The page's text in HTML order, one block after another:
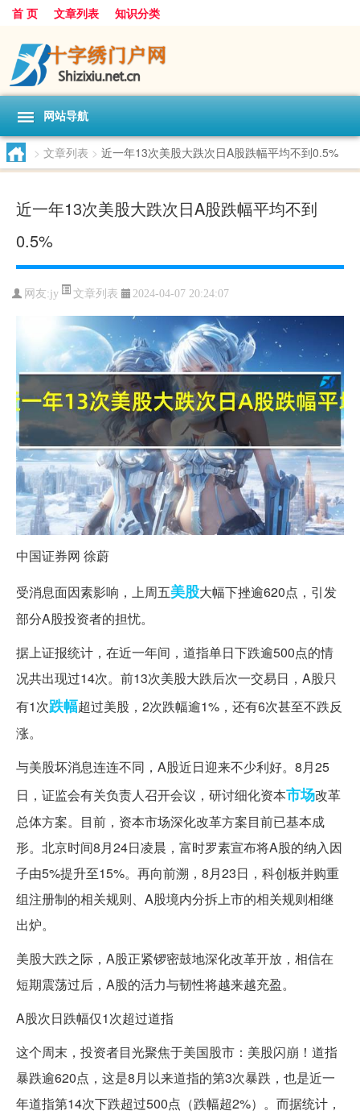
首 页 文章列表 知识分类
网站导航
> 文章列表 > 近一年13次美股大跌次日A股跌幅平均不到0.5%
近一年13次美股大跌次日A股跌幅平均不到
0.5%
网友:jy 文章列表 2024-04-07 20:24:07
中国证券网 徐蔚
受消息面因素影响，上周五美股大幅下挫逾620点，引发
部分A股投资者的担忧。
据上证报统计，在近一年间，道指单日下跌逾500点的情
况共出现过14次。前13次美股大跌后次一交易日，A股只
有1次跌幅超过美股，2次跌幅逾1%，还有6次甚至不跌反
涨。
与美股坏消息连连不同，A股近日迎来不少利好。8月25
日，证监会有关负责人召开会议，研讨细化资本市场改革
总体方案。目前，资本市场深化改革方案目前已基本成
形。北京时间8月24日凌晨，富时罗素宣布将A股的纳入因
子由5%提升至15%。再向前溯，8月23日，科创板并购重
组注册制的相关规则、A股境内分拆上市的相关规则相继
出炉。
美股大跌之际，A股正紧锣密鼓地深化改革开放，相信在
短期震荡过后，A股的活力与韧性将越来越充盈。
A股次日跌幅仅1次超过道指
这个周末，投资者目光聚焦于美国股市：美股闪崩！道指
暴跌逾620点，这是8月以来道指的第3次暴跌，也是近一
年道指第14次下跌超过500点（跌幅超2%）。而据统计，